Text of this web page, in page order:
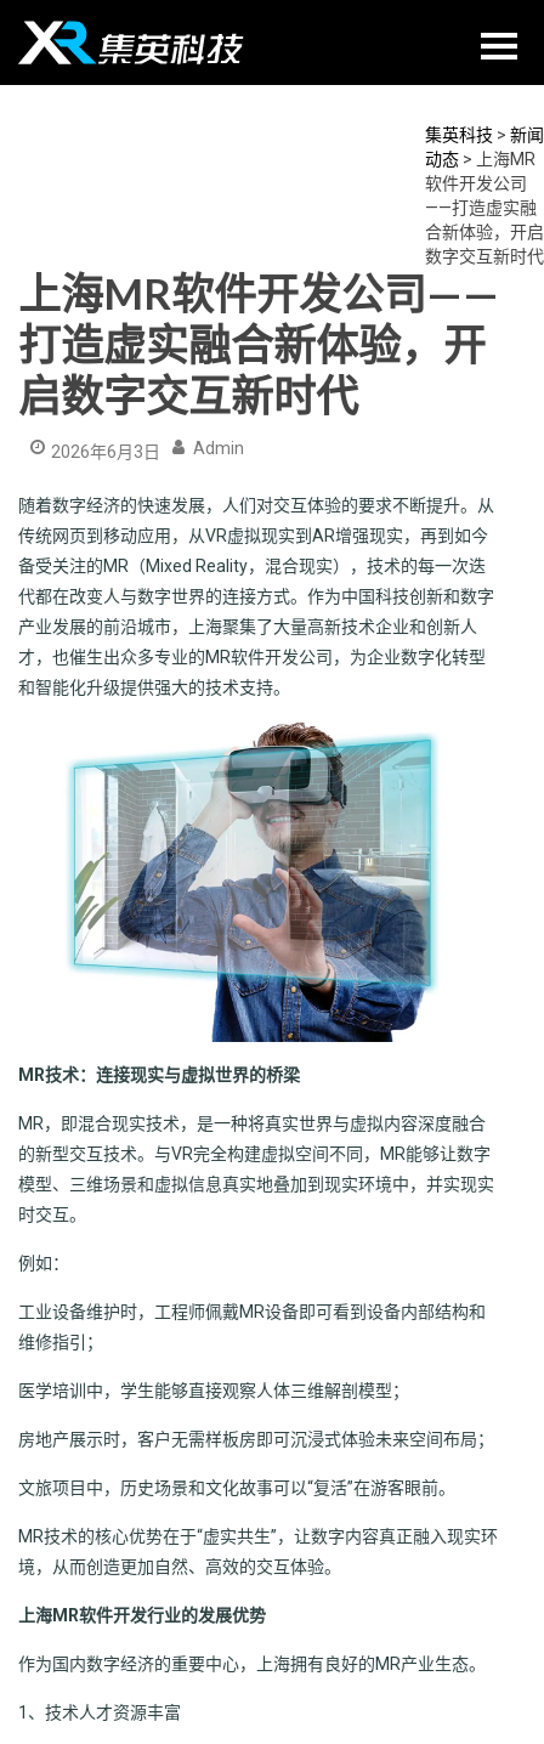
content
集英科技 > 新闻
动态 >
上海MR
软件开发公司
——打造虚实融
合新体验，开启
数字交互新时代
上海MR软件开发公司——
打造虚实融合新体验，开
启数字交互新时代
2026年6月3日 Admin
随着数字经济的快速发展，人们对交互体验的要求不断提升。从
传统网页到移动应用，从VR虚拟现实到AR增强现实，再到如今
备受关注的MR（Mixed Reality，混合现实），技术的每一次迭
代都在改变人与数字世界的连接方式。作为中国科技创新和数字
产业发展的前沿城市，上海聚集了大量高新技术企业和创新人
才，也催生出众多专业的MR软件开发公司，为企业数字化转型
和智能化升级提供强大的技术支持。
MR技术：连接现实与虚拟世界的桥梁
MR，即混合现实技术，是一种将真实世界与虚拟内容深度融合
的新型交互技术。与VR完全构建虚拟空间不同，MR能够让数字
模型、三维场景和虚拟信息真实地叠加到现实环境中，并实现实
时交互。
例如：
工业设备维护时，工程师佩戴MR设备即可看到设备内部结构和
维修指引；
医学培训中，学生能够直接观察人体三维解剖模型；
房地产展示时，客户无需样板房即可沉浸式体验未来空间布局；
文旅项目中，历史场景和文化故事可以“复活”在游客眼前。
MR技术的核心优势在于“虚实共生”，让数字内容真正融入现实环
境，从而创造更加自然、高效的交互体验。
上海MR软件开发行业的发展优势
作为国内数字经济的重要中心，上海拥有良好的MR产业生态。
1、技术人才资源丰富